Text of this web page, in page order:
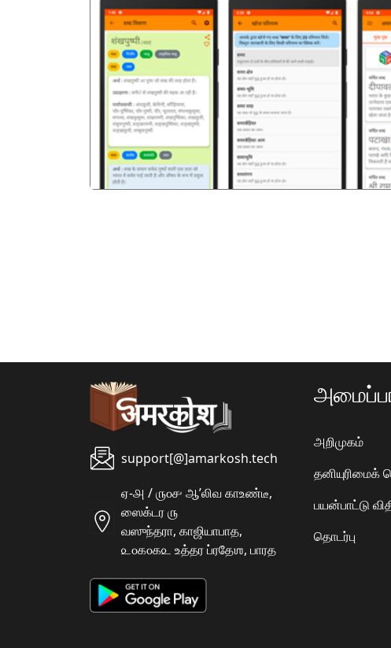
पिछला
support[@]amarkosh.tech
ஏ-௮ / ௫௦௪ ஆʼலிவ காஉண்டீ,
ஸைக்டர ௫
வஸுந்தரா, காஜியாபாத,
௨௦௧௦௧௨ உத்தர ப்ரதேஶ, பாரத
அறிமுகம்
பயன்பாட்டு
தொடர்பு